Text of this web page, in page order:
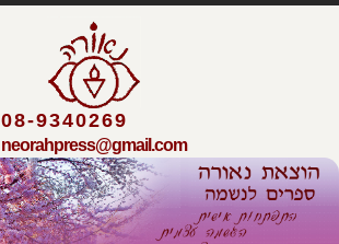
08-9340269
neorahpress@gmail.com